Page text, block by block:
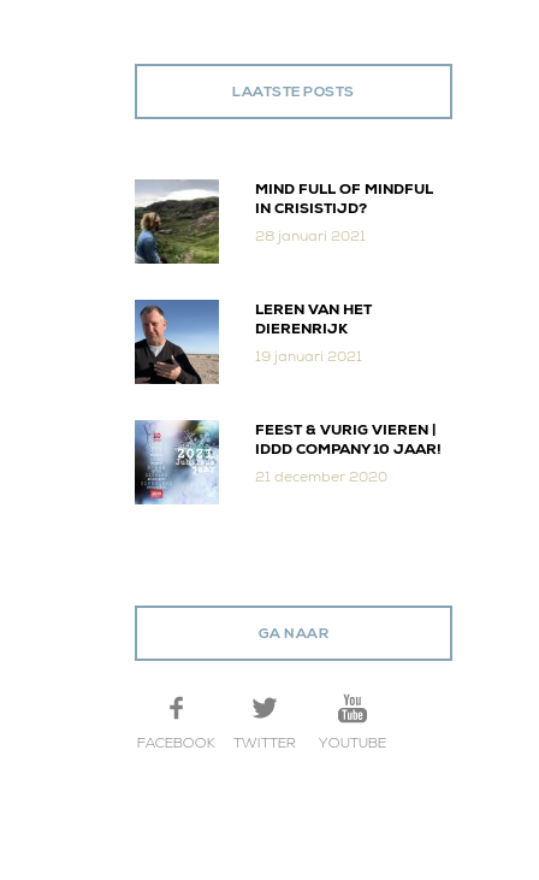
LAATSTE POSTS
MIND FULL OF MINDFUL
IN CRISISTIJD?
28 januari 2021
LEREN VAN HET
DIERENRIJK
19 januari 2021
FEEST & VURIG VIEREN |
IDDD COMPANY 10 JAAR!
21 december 2020
GA NAAR
FACEBOOK TWITTER YOUTUBE